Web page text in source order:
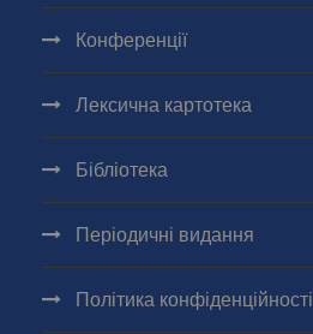
Конференції
Лексична картотека
Бібліотека
Періодичні видання
Політика конфіденційності